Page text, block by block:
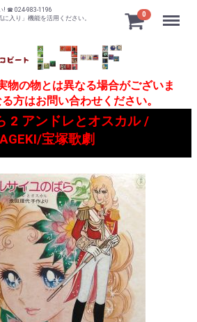
! ☎ 024-983-1196
入り」機能を活用ください。
0 Menu
物の物とは異なる場合がございま
方はお問い合わせください。
2 アンドレとオスカル /
宝塚歌劇